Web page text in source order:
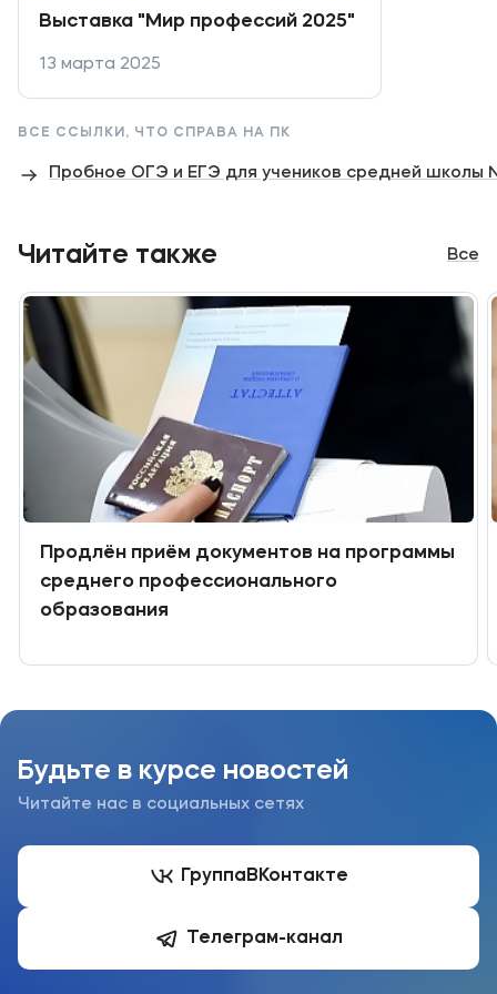
Подобрать программу
Выставка "Мир профессий 2025"
13 марта 2025
ВСЕ ССЫЛКИ, ЧТО СПРАВА НА ПК
Пробное ОГЭ и ЕГЭ для учеников средней школы
Читайте также Все
Продлён приём документов на программы
среднего профессионального
образования
Будьте в курсе новостей
Читайте нас в социальных сетях
Группа ВКонтакте
Телеграм-канал